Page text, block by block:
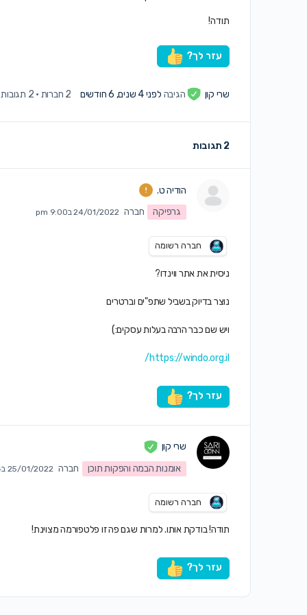
תודה!
עזר לך?
שרי קון הגיבה לפני 4 שנים, 6 חודשים 2 חברות · 2 תגובות
2 תגובות
הודיה ט.
גרפיקה
חברה 24/01/2022 ב9:00 pm
חברה רשומה
ניסית את אתר ווינדו?
נוצר בדיוק בשביל שתפ"ים וברטרים
ויש שם כבר הרבה בעלות עסקים:)
https://windo.org.il/
עזר לך?
שרי קון
אומנות הבמה והפקות תוכן
חברה 25/01/2022 ב1:04 pm
חברה רשומה
תודה! בודקת אותו. למרות שגם פה זו פלטפורמה מצוינת!
עזר לך?